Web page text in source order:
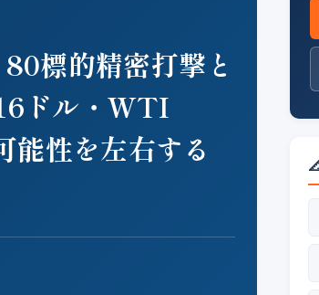
標的精密打撃と
ドル・WTI
性を左右する